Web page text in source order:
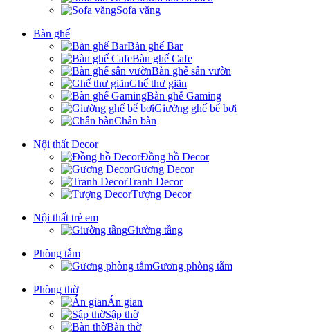
Sofa văng
Bàn ghế
Bàn ghế Bar
Bàn ghế Cafe
Bàn ghế sân vườn
Ghế thư giãn
Bàn ghế Gaming
Giường ghế bể bơi
Chân bàn
Nội thất Decor
Đồng hồ Decor
Gương Decor
Tranh Decor
Tượng Decor
Nội thất trẻ em
Giường tầng
Phòng tắm
Gương phòng tắm
Phòng thờ
Án gian
Sập thờ
Bàn thờ